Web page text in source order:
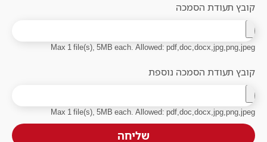
קובץ תעודת הסמכה
Max 1 file(s), 5MB each. Allowed: pdf,doc,docx,jpg,png,jpeg
קובץ תעודת הסמכה נוספת
Max 1 file(s), 5MB each. Allowed: pdf,doc,docx,jpg,png,jpeg
שליחה